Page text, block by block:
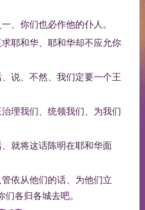
你们也必作他的仆人 。
求耶和华、 耶和华却不应允你
、 说、 不然 我们定要一个王
治理我们 统领我们 为我们
、 就将这话陈明在耶和华面
依从他们的话、 为他们立
们各归各城去吧。